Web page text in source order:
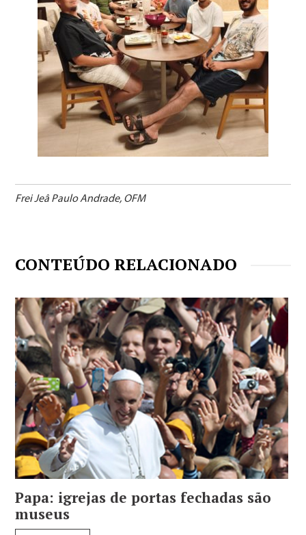
Frei Jeâ Paulo Andrade, OFM
CONTEÚDO RELACIONADO
Papa: igrejas de portas fechadas são
museus